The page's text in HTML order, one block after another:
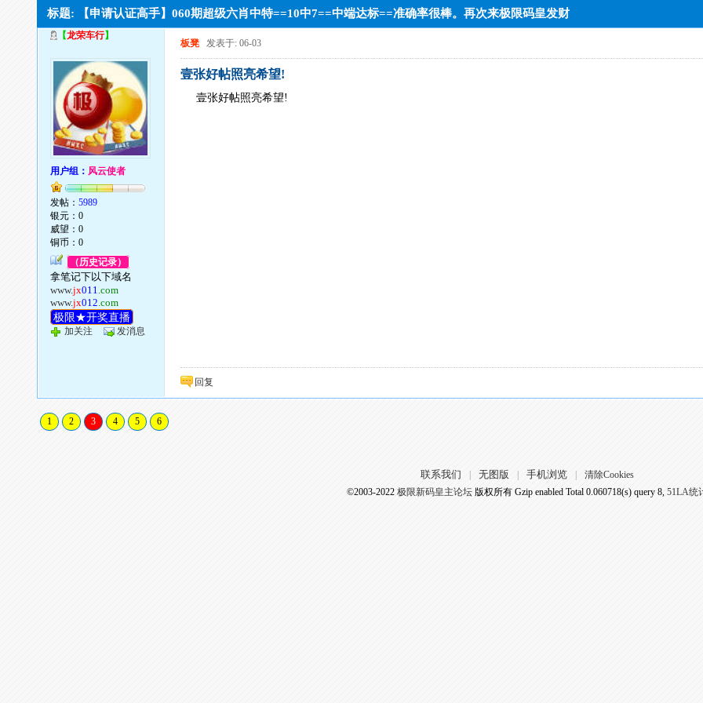
标题: 【申请认证高手】060期超级六肖中特==10中7==中端达标==准确率很棒。再次来极限码皇发财
【龙荣车行】
用户组： 风云使者
发帖：5989
银元：0
威望：0
铜币：0
（历史记录）
拿笔记下以下域名
www.jx011.com
www.jx012.com
极限★开奖直播
加关注 发消息
板凳 发表于: 06-03
壹张好帖照亮希望!
壹张好帖照亮希望!
回复
1 2 3 4 5 6
联系我们 无图版 手机浏览
清除Cookies
©2003-2022 极限新码皇主论坛版权所有 Gzip enabled Total 0.060718(s) query 8, 51LA统